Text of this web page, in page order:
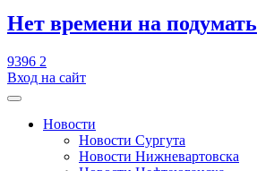
​Нет времени на подумать
9396 2
Вход на сайт
Новости
Новости Сургута
Новости Нижневартовска